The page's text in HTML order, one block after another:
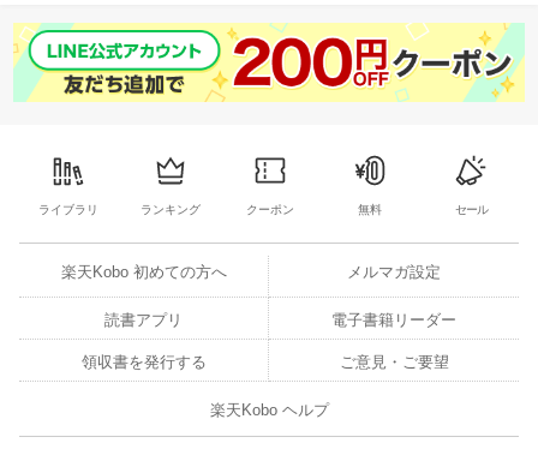
ライブラリ ランキング クーポン 無料 セール
楽天Kobo 初めての方へ メルマガ設定
読書アプリ 電子書籍リーダー
領収書を発行する ご意見・ご要望
楽天Kobo ヘルプ